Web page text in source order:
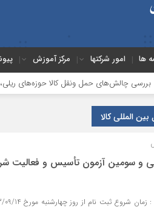
ها امور شرکتها مرکز آموزش
حمل ونقل کالا حوزه‌های ریلی، دریایی و
المللي کالا
و سومین آزمون تأسيس و فعاليت